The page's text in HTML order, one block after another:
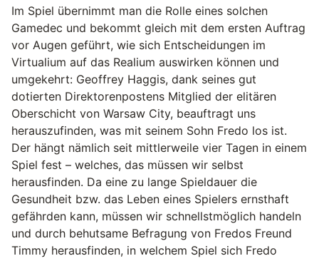
Im Spiel übernimmt man die Rolle eines solchen
Gamedec und bekommt gleich mit dem ersten Auftrag
vor Augen geführt, wie sich Entscheidungen im
Virtualium auf das Realium auswirken können und
umgekehrt: Geoffrey Haggis, dank seines gut
dotierten Direktorenpostens Mitglied der elitären
Oberschicht von Warsaw City, beauftragt uns
herauszufinden, was mit seinem Sohn Fredo los ist.
Der hängt nämlich seit mittlerweile vier Tagen in einem
Spiel fest – welches, das müssen wir selbst
herausfinden. Da eine zu lange Spieldauer die
Gesundheit bzw. das Leben eines Spielers ernsthaft
gefährden kann, müssen wir schnellstmöglich handeln
und durch behutsame Befragung von Fredos Freund
Timmy herausfinden, in welchem Spiel sich Fredo